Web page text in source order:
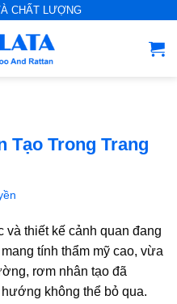
CHẤT LƯỢNG
Tạo Trong Trang
và thiết kế cảnh quan đang
tính thẩm mỹ cao, vừa
rơm nhân tạo đã
không thể bỏ qua.